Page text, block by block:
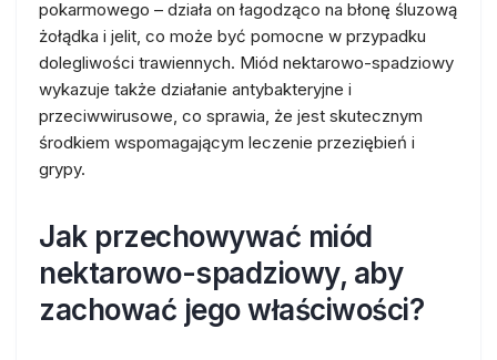
pokarmowego – działa on łagodząco na błonę śluzową
żołądka i jelit, co może być pomocne w przypadku
dolegliwości trawiennych. Miód nektarowo-spadziowy
wykazuje także działanie antybakteryjne i
przeciwwirusowe, co sprawia, że jest skutecznym
środkiem wspomagającym leczenie przeziębień i
grypy.
Jak przechowywać miód
nektarowo-spadziowy, aby
zachować jego właściwości?